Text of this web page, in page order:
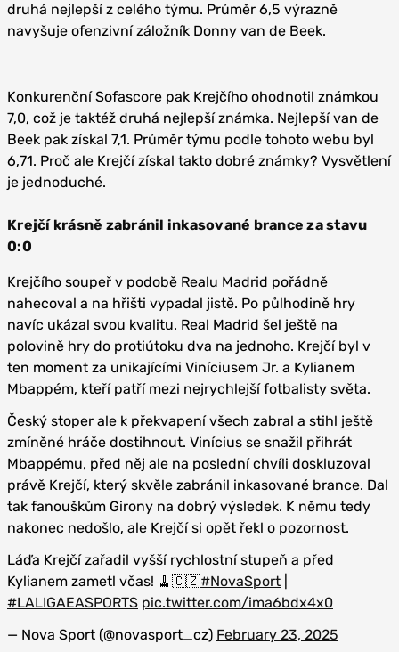
druhá nejlepší z celého týmu. Průměr 6,5 výrazně
navyšuje ofenzivní záložník Donny van de Beek.
Konkurenční Sofascore pak Krejčího ohodnotil známkou
7,0, což je taktéž druhá nejlepší známka. Nejlepší van de
Beek pak získal 7,1. Průměr týmu podle tohoto webu byl
6,71. Proč ale Krejčí získal takto dobré známky? Vysvětlení
je jednoduché.
Krejčí krásně zabránil inkasované brance za stavu
0:0
Krejčího soupeř v podobě Realu Madrid pořádně
nahecoval a na hřišti vypadal jistě. Po půlhodině hry
navíc ukázal svou kvalitu. Real Madrid šel ještě na
polovině hry do protiútoku dva na jednoho. Krejčí byl v
ten moment za unikajícími Viníciusem Jr. a Kylianem
Mbappém, kteří patří mezi nejrychlejší fotbalisty světa.
Český stoper ale k překvapení všech zabral a stihl ještě
zmíněné hráče dostihnout. Vinícius se snažil přihrát
Mbappému, před něj ale na poslední chvíli doskluzoval
právě Krejčí, který skvěle zabránil inkasované brance. Dal
tak fanouškům Girony na dobrý výsledek. K němu tedy
nakonec nedošlo, ale Krejčí si opět řekl o pozornost.
Láďa Krejčí zařadil vyšší rychlostní stupeň a před
Kylianem zametl včas! 🧹🇨🇿#NovaSport
#LALIGAEASPORTS pic.twitter.com/ima6bdx4x0
— Nova Sport (@novasport_cz) February 23, 2025